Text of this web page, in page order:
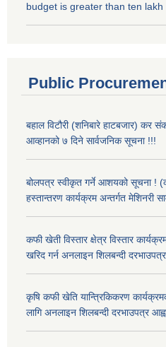
budget is greater than ten lakh
Public
बहाल विटौरी (शनिबारे हाटबजार) कर
आव्हानको ७ दिने सार्वजनिक सूचना !!!
बोलपत्र स्वीकृत गर्ने आशयको सूचना !
हस्तान्तरण कार्यक्रम अन्तर्गत मेशिनरी
कफी खेती विस्तार क्षेत्र विस्तार
खरिद गर्न अनलाइन शिलबन्दी
कृषि कफी खेति यान्त्रिकिकरण
लागि अनलाइन शिलबन्दी दरभाउपत्र